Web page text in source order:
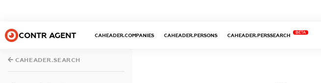
CONTR AGENT CAHEADER.COMPANIES CAHEADER.PERSONS CAHEADER.PERSSEARCH
BETA
CAHEADER.SEARCH